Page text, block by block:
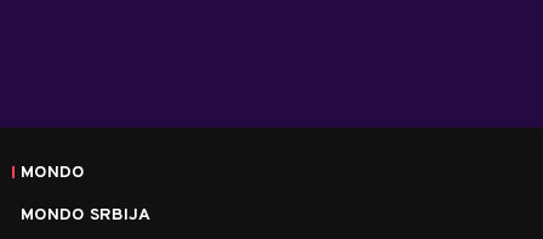
MONDO
MONDO SRBIJA